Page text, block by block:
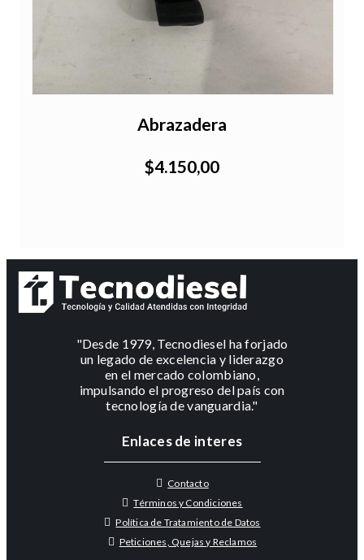
Abrazadera
$4.150,00
"Desde 1979, Tecnodiesel ha forjado
un legado de excelencia y liderazgo
en el mercado colombiano,
impulsando el progreso del país con
tecnología de vanguardia."
Enlaces de interes
Contacto
Términos y Condiciones
Política de Tratamiento de Datos
Peticiones, Quejas y Reclamos